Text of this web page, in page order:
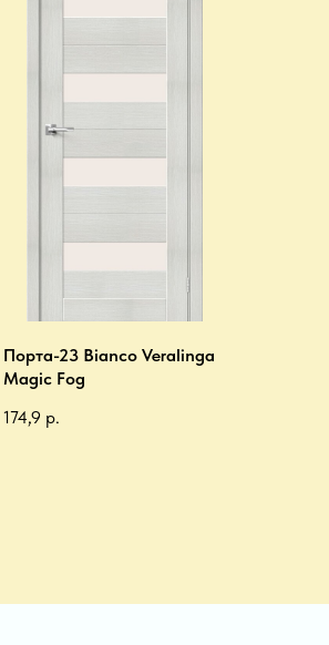
Порта-23 Bianco Veralinga
Magic Fog
174,9 р.